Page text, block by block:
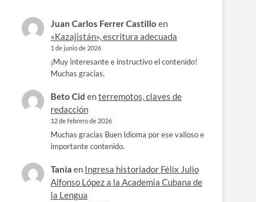
Juan Carlos Ferrer Castillo en
«Kazajistán», escritura adecuada
1 de junio de 2026
¡Muy interesante e instructivo el contenido!
Muchas gracias.
Beto Cid enterremotos, claves de
redacción
12 de febrero de 2026
Muchas gracias Buen Idioma por ese valioso e
importante contenido.
Tania en Ingresa historiador Félix Julio
Alfonso López a la Academia Cubana de
la Lengua